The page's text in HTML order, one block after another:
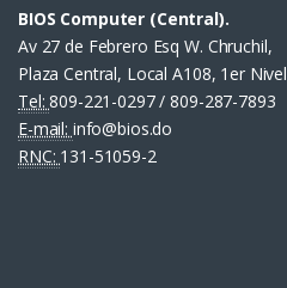
BIOS Computer (Central).
Av 27 de Febrero Esq W. Chruchil,
Plaza Central, Local A108, 1er Nivel
Tel:809-221-0297 / 809-287-7893
E-mail: info@bios.do
RNC: 131-51059-2